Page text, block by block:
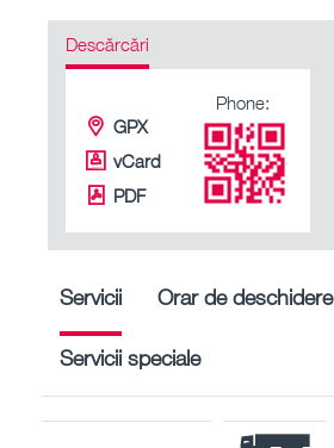
Descărcări
GPX
vCard
PDF
Phone:
Servicii Orar de deschidere
Servicii speciale